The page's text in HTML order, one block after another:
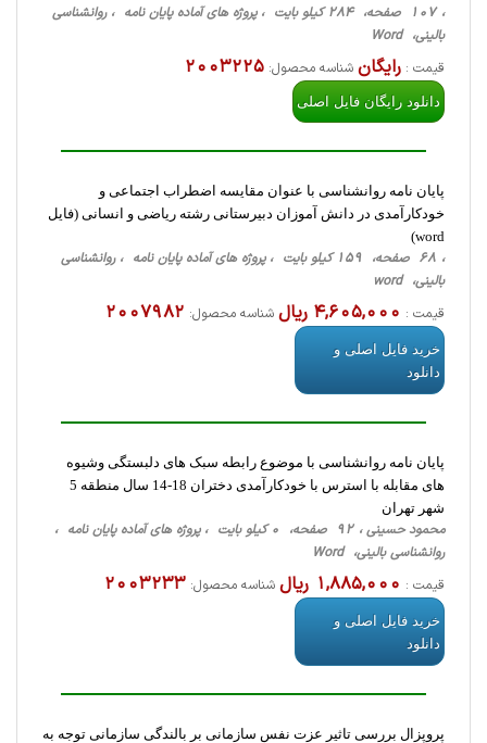
، 107 صفحه، 284 کیلو بایت ، پروژه های آماده پایان نامه ، روانشناسی
‌بالینی، Word
قیمت : رایگانشناسه محصول: 2003225
دانلود رایگان فایل اصلی
پایان نامه روانشناسی با عنوان مقایسه اضطراب اجتماعی و
خودکارآمدی در دانش آموزان دبیرستانی رشته ریاضی و انسانی (فایل
word)
، 68 صفحه، 159 کیلو بایت ، پروژه های آماده پایان نامه ، روانشناسی
‌بالینی، word
قیمت : 4,605,000 ریال شناسه محصول: 2007982
خرید فایل اصلی و
دانلود
پایان نامه روانشناسی با موضوع رابطه سبک های دلبستگی وشیوه
های مقابله با استرس با خودکارآمدی دختران 18-14 سال منطقه 5
شهر تهران
محمود حسینی ، 92 صفحه، 0 کیلو بایت ، پروژه های آماده پایان نامه ،
روانشناسی ‌بالینی، Word
قیمت : 1,885,000 ریال شناسه محصول: 2003233
خرید فایل اصلی و
دانلود
پروپزال بررسی تاثیر عزت نفس سازمانی بر بالندگی سازمانی توجه به